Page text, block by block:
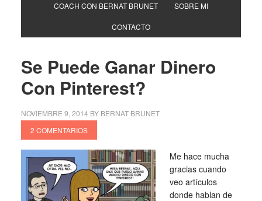
COACH CON BERNAT BRUNET SOBRE MI
CONTACTO
Se Puede Ganar Dinero
Con Pinterest?
NOVIEMBRE 9, 2014 BY BERNAT BRUNET
2 COMENTARIOS
Me hace mucha
gracias cuando
veo artículos
donde hablan de